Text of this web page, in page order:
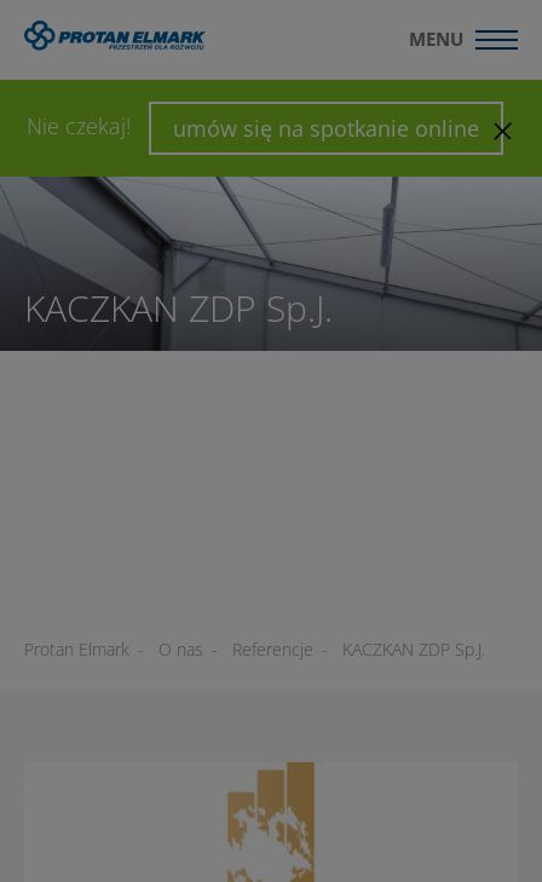
Nie czekaj! umów się na spotkanie online
MENU
WYŚLIJ ZAPYTANIE SKONFIGURUJ HALĘ
KACZKAN ZDP Sp.J.
Protan Elmark - O nas - Referencje - KACZKAN ZDP Sp.J.